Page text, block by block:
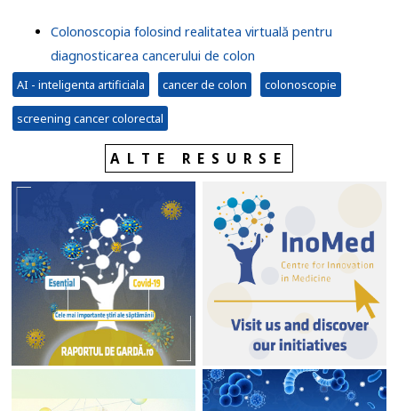
Colonoscopia folosind realitatea virtuală pentru
diagnosticarea cancerului de colon
AI - inteligenta artificiala cancer de colon colonoscopie
screening cancer colorectal
ALTE RESURSE